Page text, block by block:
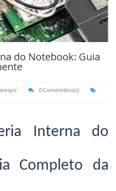
do Notebook: Guia
0 Comentário(s)
Interna do
Completo da